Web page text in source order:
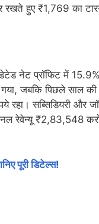
रखते हुए ₹1,769 का
नेट प्रॉफिट में 15.9%
जबकि पिछले साल की
रहा। सब्सिडियरी और
रेवेन्यू ₹2,83,548
पूरी डिटेल्स!